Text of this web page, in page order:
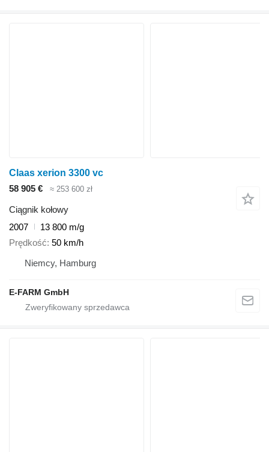
Claas xerion 3300 vc
58 905 €
≈ 253 600 zł
Ciągnik kołowy
2007
13 800 m/g
Prędkość 50 km/h
Niemcy, Hamburg
E-FARM GmbH